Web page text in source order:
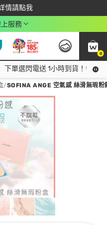
情請點我
回饋$350
服務
0
下單選閃電送 1小時到貨！領神
/SOFINA ANGE 空氣感 絲滑無瑕粉